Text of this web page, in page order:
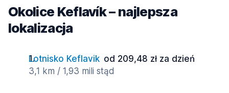
Okolice Keflavík – najlepsza
lokalizacja
Lotnisko Keflavik od 209,48 zł za dzień
3,1 km / 1,93 mili stąd